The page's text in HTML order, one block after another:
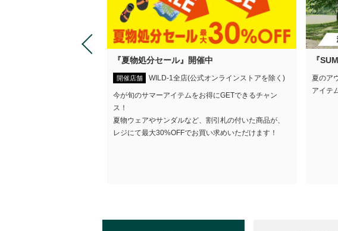
『夏物処分セール』開催中
開催店舗 WILD-1全店(公式オンラインストアを除く)
今が旬のサマーアイテムをお得にGETできるチャン
ス！
夏物ウェアやサンダルなど、割引札の付いた商品が、
レジにて最大30%OFFでお買い求めいただけます！
『
夏のア
アイテ